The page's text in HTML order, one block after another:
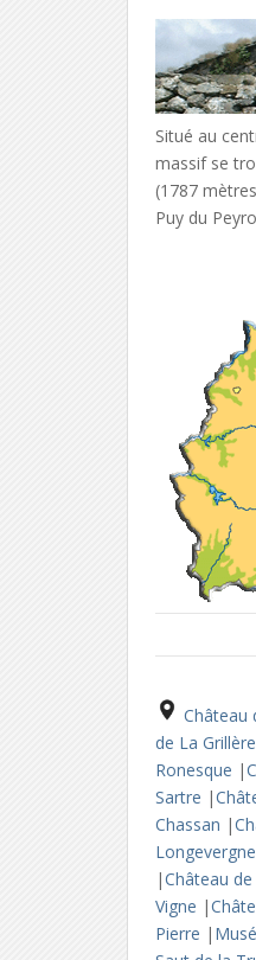
Situé au
massif se
(1787
Puy du
Château
de La Grillère
Ronesque |
Sartre |
Chassan |
Longevergne
|Château
Vigne |
Pierre |